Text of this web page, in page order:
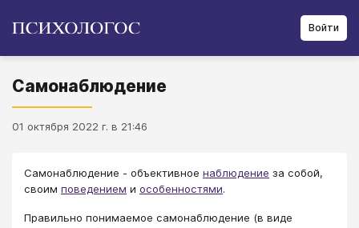
Войти
Самонаблюдение
01 октября 2022 г. в 21:46
Самонаблюдение - объективное наблюдение за собой,
своим поведением и особенностями.
Правильно понимаемое самонаблюдение (в виде